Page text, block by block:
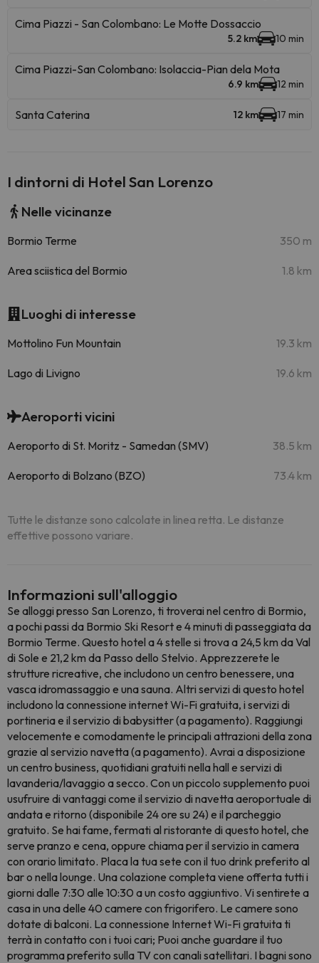
Cima Piazzi - San Colombano: Le Motte Dossaccio
5.2 km 10 min
Cima Piazzi-San Colombano: Isolaccia-Pian dela Mota
6.9 km 12 min
Santa Caterina 12 km 17 min
I dintorni di Hotel San Lorenzo
Nelle vicinanze
Bormio Terme 350 m
Area sciistica del Bormio 1.8 km
Luoghi di interesse
Mottolino Fun Mountain 19.3 km
Lago di Livigno 19.6 km
Aeroporti vicini
Aeroporto di St. Moritz - Samedan (SMV) 38.5 km
Aeroporto di Bolzano (BZO) 73.4 km
Tutte le distanze sono calcolate in linea retta. Le distanze
effettive possono variare.
Informazioni sull'alloggio
Se alloggi presso San Lorenzo, ti troverai nel centro di Bormio,
a pochi passi da Bormio Ski Resort e 4 minuti di passeggiata da
Bormio Terme. Questo hotel a 4 stelle si trova a 24,5 km da Val
di Sole e 21,2 km da Passo dello Stelvio. Apprezzerete le
strutture ricreative, che includono un centro benessere, una
vasca idromassaggio e una sauna. Altri servizi di questo hotel
includono la connessione internet Wi-Fi gratuita, i servizi di
portineria e il servizio di babysitter (a pagamento). Raggiungi
velocemente e comodamente le principali attrazioni della zona
grazie al servizio navetta (a pagamento). Avrai a disposizione
un centro business, quotidiani gratuiti nella hall e servizi di
lavanderia/lavaggio a secco. Con un piccolo supplemento puoi
usufruire di vantaggi come il servizio di navetta aeroportuale di
andata e ritorno (disponibile 24 ore su 24) e il parcheggio
gratuito. Se hai fame, fermati al ristorante di questo hotel, che
serve pranzo e cena, oppure chiama per il servizio in camera
con orario limitato. Placa la tua sete con il tuo drink preferito al
bar o nella lounge. Una colazione completa viene offerta tutti i
giorni dalle 7:30 alle 10:30 a un costo aggiuntivo. Vi sentirete a
casa in una delle 40 camere con frigorifero. Le camere sono
dotate di balconi. La connessione Internet Wi-Fi gratuita ti
terrà in contatto con i tuoi cari; Puoi anche guardare il tuo
programma preferito sulla TV con canali satellitari. I bagni sono